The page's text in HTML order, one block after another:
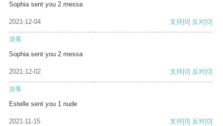
Sophia sent you 2 messa
2021-12-04 支持[0] 反对[0]
游客
Sophia sent you 2 messa
2021-12-02 支持[0] 反对[0]
游客
Estelle sent you 1 nude
2021-11-15 支持[0] 反对[0]